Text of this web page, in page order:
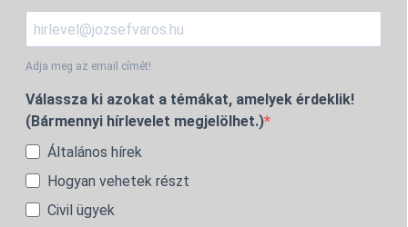
Adja meg az email címét!
Válassza ki azokat a témákat, amelyek érdeklik!
(Bármennyi hírlevelet megjelölhet.)
Általános hírek
Hogyan vehetek részt
Civil ügyek